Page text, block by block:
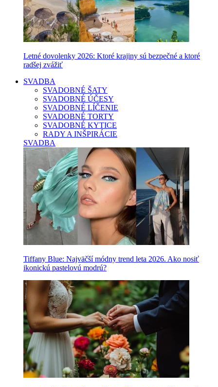
Letné dovolenky 2026: Ktoré krajiny sú bezpečné a ktoré
radšej zvážiť
SVADBA
SVADOBNÉ ŠATY
SVADOBNÉ ÚČESY
SVADOBNÉ LÍČENIE
SVADOBNÉ TORTY
SVADOBNÉ KYTICE
RADY A INŠPIRÁCIE
SVADBA
Tiffany Blue: Najväčší módny trend leta 2026. Ako nosiť
ikonickú pastelovú modrú?